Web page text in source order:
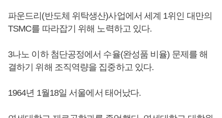
파운드리(반도체 위탁생산)사업에서 세계 1위인 대만의
TSMC를 따라잡기 위해 노력하고 있다.
3나노 이하 첨단공정에서 수율(완성품 비율) 문제를 해
결하기 위해 조직역량을 집중하고 있다.
1964년 1월18일 서울에서 태어났다.